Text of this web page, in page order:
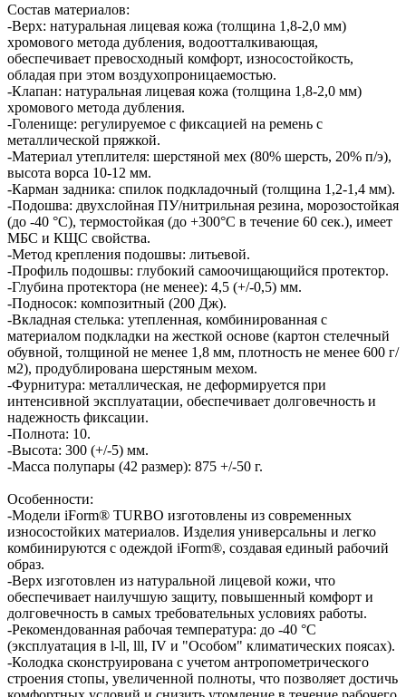
Состав материалов:
-Верх: натуральная лицевая кожа (толщина 1,8-2,0 мм)
хромового метода дубления, водоотталкивающая,
обеспечивает превосходный комфорт, износостойкость,
обладая при этом воздухопроницаемостью.
-Клапан: натуральная лицевая кожа (толщина 1,8-2,0 мм)
хромового метода дубления.
-Голенище: регулируемое с фиксацией на ремень с
металлической пряжкой.
-Материал утеплителя: шерстяной мех (80% шерсть, 20% п/э),
высота ворса 10-12 мм.
-Карман задника: спилок подкладочный (толщина 1,2-1,4 мм).
-Подошва: двухслойная ПУ/нитрильная резина, морозостойкая
(до -40 °С), термостойкая (до +300°С в течение 60 сек.), имеет
МБС и КЩС свойства.
-Метод крепления подошвы: литьевой.
-Профиль подошвы: глубокий самоочищающийся протектор.
-Глубина протектора (не менее): 4,5 (+/-0,5) мм.
-Подносок: композитный (200 Дж).
-Вкладная стелька: утепленная, комбинированная с
материалом подкладки на жесткой основе (картон стелечный
обувной, толщиной не менее 1,8 мм, плотность не менее 600 г/
м2), продублирована шерстяным мехом.
-Фурнитура: металлическая, не деформируется при
интенсивной эксплуатации, обеспечивает долговечность и
надежность фиксации.
-Полнота: 10.
-Высота: 300 (+/-5) мм.
-Масса полупары (42 размер): 875 +/-50 г.
Особенности:
-Модели iForm® TURBO изготовлены из современных
износостойких материалов. Изделия универсальны и легко
комбинируются с одеждой iForm®, создавая единый рабочий
образ.
-Верх изготовлен из натуральной лицевой кожи, что
обеспечивает наилучшую защиту, повышенный комфорт и
долговечность в самых требовательных условиях работы.
-Рекомендованная рабочая температура: до -40 °C
(эксплуатация в l-ll, lll, IV и "Особом" климатических поясах).
-Колодка сконструирована с учетом антропометрического
строения стопы, увеличенной полноты, что позволяет достичь